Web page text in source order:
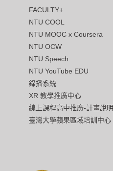
FACULTY+
NTU COOL
NTU MOOC x Coursera
NTU OCW
NTU Speech
NTU YouTube EDU
錄播系統
XR 教學推廣中心
線上課程高中推廣-計畫說明
臺灣大學蘋果區域培訓中心